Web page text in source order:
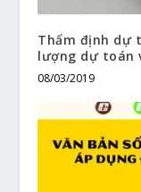
Thẩm định dự
lượng dự toán
08/03/2019